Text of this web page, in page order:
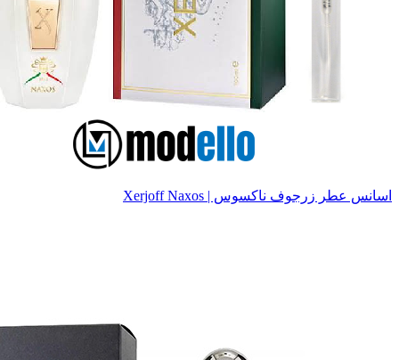
اسانس عطر زرجوف ناکسوس | Xerjoff Naxos